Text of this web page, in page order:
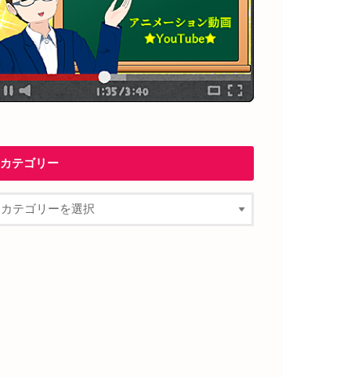
カテゴリー